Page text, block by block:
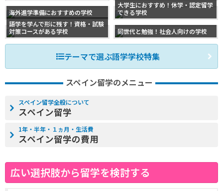
海外進学準備におすすめの学校
大学生におすすめ！休学・認定留学
できる学校
語学を学んで形に残す！資格・試験
対策コースがある学校
同世代と勉強！社会人向けの学校
テーマで選ぶ語学学校特集
スペイン留学のメニュー
スペイン留学全般について
スペイン留学
1年・半年・１ヵ月・生活費
スペイン留学の費用
広い選択肢から留学を検討する